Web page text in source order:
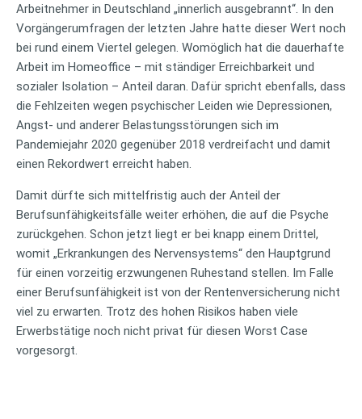
Arbeitnehmer in Deutschland „innerlich ausgebrannt“. In den
Vorgängerumfragen der letzten Jahre hatte dieser Wert noch
bei rund einem Viertel gelegen. Womöglich hat die dauerhafte
Arbeit im Homeoffice – mit ständiger Erreichbarkeit und
sozialer Isolation – Anteil daran. Dafür spricht ebenfalls, dass
die Fehlzeiten wegen psychischer Leiden wie Depressionen,
Angst- und anderer Belastungsstörungen sich im
Pandemiejahr 2020 gegenüber 2018 verdreifacht und damit
einen Rekordwert erreicht haben.
Damit dürfte sich mittelfristig auch der Anteil der
Berufsunfähigkeitsfälle weiter erhöhen, die auf die Psyche
zurückgehen. Schon jetzt liegt er bei knapp einem Drittel,
womit „Erkrankungen des Nervensystems“ den Hauptgrund
für einen vorzeitig erzwungenen Ruhestand stellen. Im Falle
einer Berufsunfähigkeit ist von der Rentenversicherung nicht
viel zu erwarten. Trotz des hohen Risikos haben viele
Erwerbstätige noch nicht privat für diesen Worst Case
vorgesorgt.